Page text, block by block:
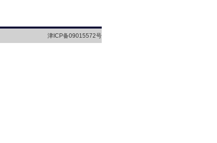
津ICP备09015572号